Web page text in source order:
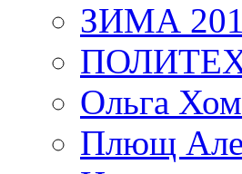
ЗИМА
Ольга
Плющ